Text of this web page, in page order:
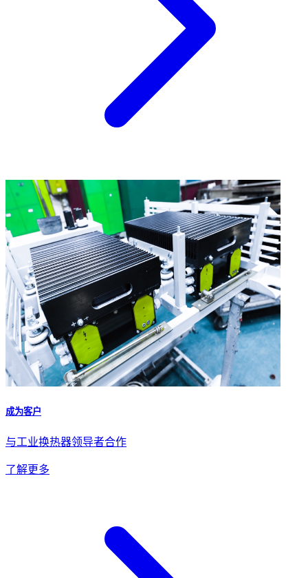
成为客户
与工业换热器领导者合作
了解更多